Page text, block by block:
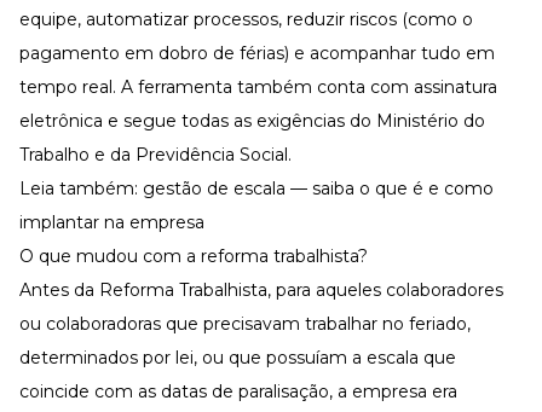
equipe, automatizar processos, reduzir riscos (como o
pagamento em dobro de férias) e acompanhar tudo em
tempo real. A ferramenta também conta com assinatura
eletrônica e segue todas as exigências do Ministério do
Trabalho e da Previdência Social.
Leia também: gestão de escala — saiba o que é e como
implantar na empresa
O que mudou com a reforma trabalhista?
Antes da Reforma Trabalhista, para aqueles colaboradores
ou colaboradoras que precisavam trabalhar no feriado,
determinados por lei, ou que possuíam a escala que
coincide com as datas de paralisação, a empresa era